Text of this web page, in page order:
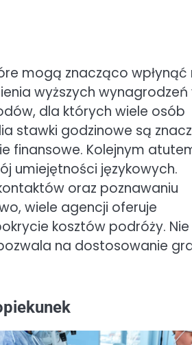
mogą znacząco wpłynąć
wyższych wynagrodzeń
dla których wiele osób
stawki godzinowe są
finansowe. Kolejnym
umiejętności językowych.
oraz poznawaniu
wiele agencji oferuje
kosztów podróży. Nie
na dostosowanie